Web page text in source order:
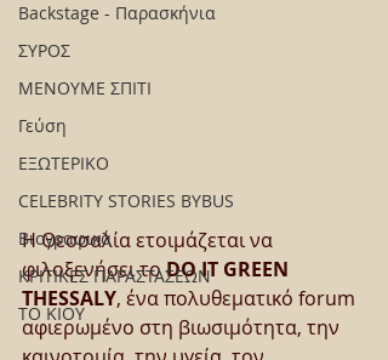
Backstage - Παρασκήνια
ΣΥΡΟΣ
ΜΕΝΟΥΜΕ ΣΠΙΤΙ
Γεύση
ΕΞΩΤΕΡΙΚΟ
CELEBRITY STORIES BYBUS
Βιογραφικά
ΚΡΙΤΙΚΕΣ ΠΑΡΑΣΤΑΣΕΩΝ
ΤΟ ΚΙΟΥ
Η Θεσσαλία ετοιμάζεται να
φιλοξενήσει το DO IT GREEN
THESSALY, ένα πολυθεματικό forum
αφιερωμένο στη βιωσιμότητα, την